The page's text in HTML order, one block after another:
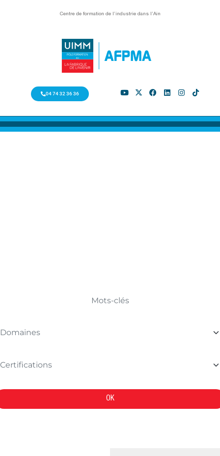
Centre de formation de l’industrie dans l’Ain
04 74 32 36 36
OK